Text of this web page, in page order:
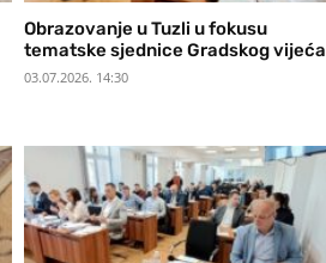
Obrazovanje u Tuzli u fokusu
tematske sjednice Gradskog vijeća
03.07.2026. 14:30